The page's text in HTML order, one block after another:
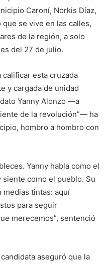
Caroní, Norkis Díaz,
se vive en las calles,
de la región, a solo
del 27 de julio.
calificar esta cruzada
y cargada de unidad
Yanny Alonzo —a
de la revolución”— ha
hombro a hombro con
Yanny habla como el
como el pueblo. Su
medias tintas: aquí
para seguir
merecemos”, sentenció
aseguró que la